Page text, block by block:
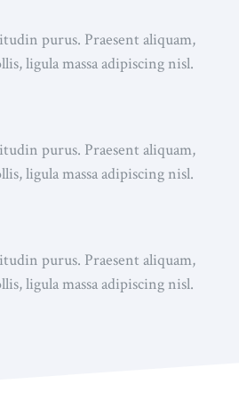
purus. Praesent aliquam,
ligula massa adipiscing nisl.
purus. Praesent aliquam,
ligula massa adipiscing nisl.
purus. Praesent aliquam,
ligula massa adipiscing nisl.